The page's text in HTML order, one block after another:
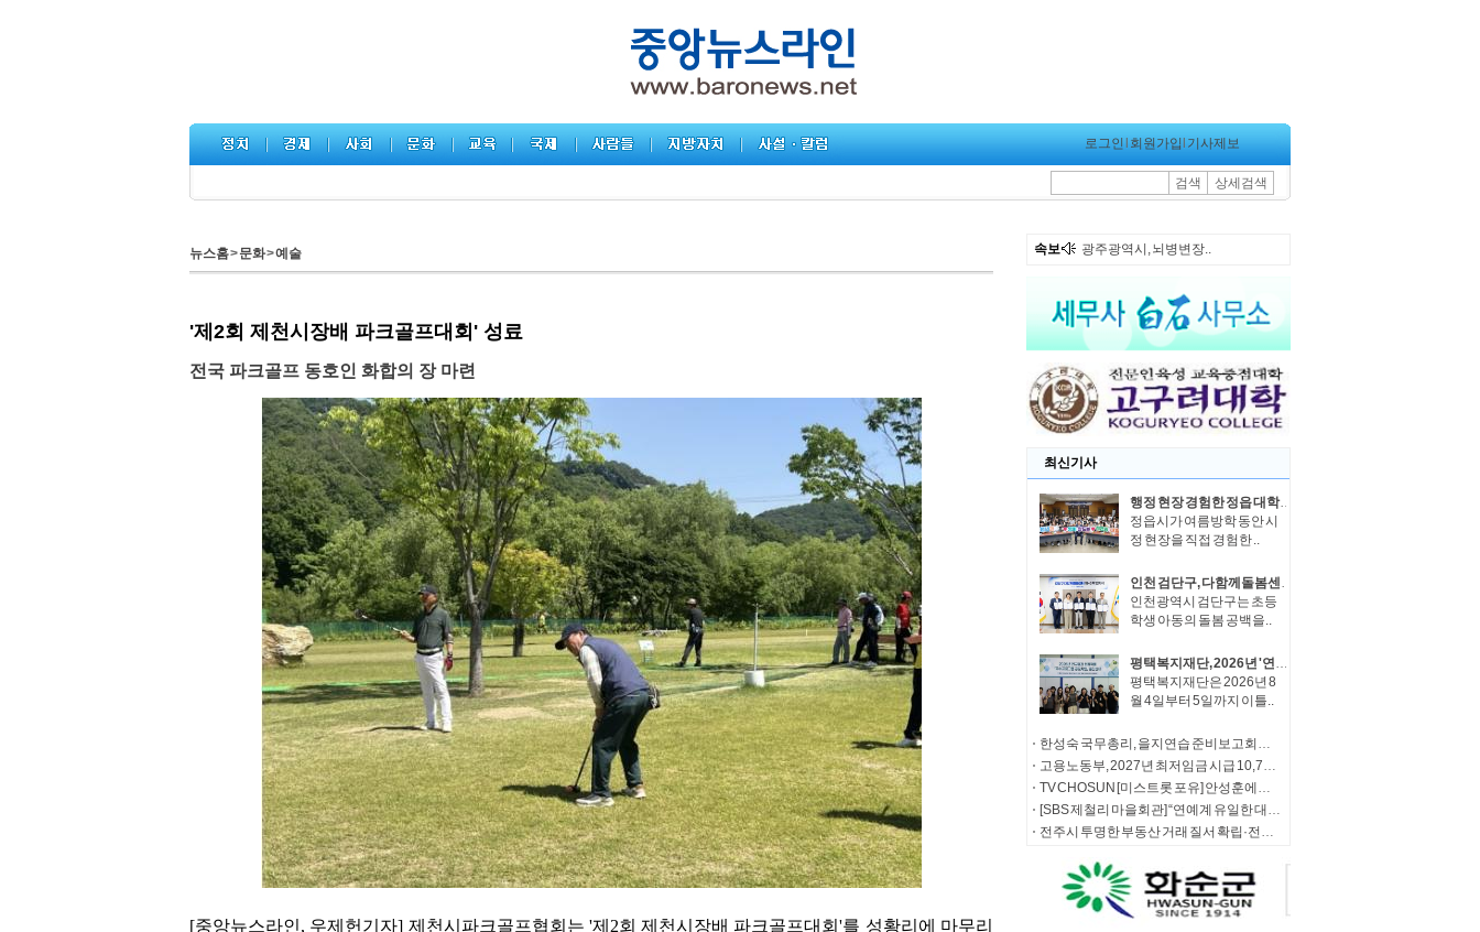
로그인 회원가입 기사제보
검색 상세검색
뉴스홈>문화>예술 속보 광주광역시도시철도공..
최신기사
행정 현장 경험한 정읍 대학생들…이학수 시장과 ‘청년 시정대화’
정읍시가 여름방학 동안 시
정 현장을 직접 경험한 ..
인천 검단구, 다함께돌봄센터 4개소 운영 위·수탁 협약 체결
인천광역시 검단구는 초등
학생 아동의 돌봄 공백을..
평택복지재단, 2026년 '연구 결과 현장 적용 우수프로그램 공모사업' 중간 심사 진행
평택복지재단은 2026년 8
월 4일부터 5일까지 이틀..
한성숙 국무총리, 을지연습 준비보고회의 주재
고용노동부, 2027년 최저임금 시급 10,700원
TV CHOSUN [미스트롯 포유] 안성훈에게 무슨 일이? 녹화 도중 돌연 '독신주의 선언'
[SBS 제철리 마을회관] “연예계 유일한 대호 라인!” 오마이걸 효정 합류 / 송가인의 짠내 나는 초등팬심 잡기 도전
전주시 투명한 부동산 거래 질서 확립·전세사기 예방 ‘맞손’